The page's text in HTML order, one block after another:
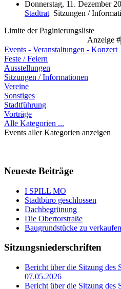
Donnerstag, 11. Dezember
Stadtrat Sitzungen /
Limite der Paginierungsliste
Anzeige #
Events - Veranstaltungen - Konzert
Feste / Feiern
Ausstellungen
Sitzungen / Informationen
Vereine
Sonstiges
Stadtführung
Vorträge
Alle Kategorien ...
Events aller Kategorien anzeigen
Neueste Beiträge
I SPILL MO
Stadtbüro geschlossen
Dachbegrünung
Die Obertorstraße
Baugrundstücke zu verkaufen
Sitzungsniederschriften
Bericht über die Sitzung des
07.05.2026
Bericht über die Sitzung des